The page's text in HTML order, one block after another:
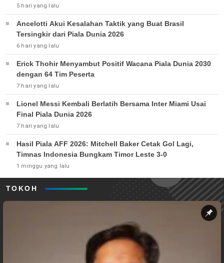
5 hari yang lalu
Ancelotti Akui Kesalahan Taktik yang Buat Brasil
Tersingkir dari Piala Dunia 2026
6 hari yang lalu
Erick Thohir Menyambut Positif Wacana Piala Dunia 2030
dengan 64 Tim Peserta
7 hari yang lalu
Lionel Messi Kembali Berlatih Bersama Inter Miami Usai
Final Piala Dunia 2026
7 hari yang lalu
Hasil Piala AFF 2026: Mitchell Baker Cetak Gol Lagi,
Timnas Indonesia Bungkam Timor Leste 3-0
1 minggu yang lalu
TOKOH